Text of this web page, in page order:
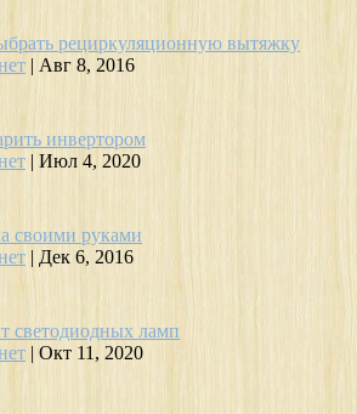
рециркуляционную вытяжку
| Авг 8, 2016
инвертором
| Июл 4, 2020
своими руками
| Дек 6, 2016
светодиодных ламп
| Окт 11, 2020